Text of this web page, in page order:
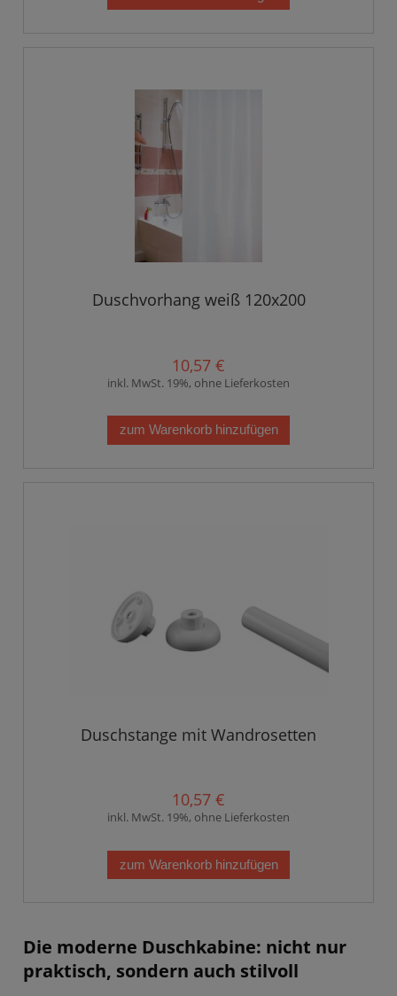
Duschvorhang weiß 120x200
10,57 €
inkl. MwSt. 19%, ohne Lieferkosten
zum Warenkorb hinzufügen
Duschstange mit Wandrosetten
10,57 €
inkl. MwSt. 19%, ohne Lieferkosten
zum Warenkorb hinzufügen
Die moderne Duschkabine: nicht nur
praktisch, sondern auch stilvoll